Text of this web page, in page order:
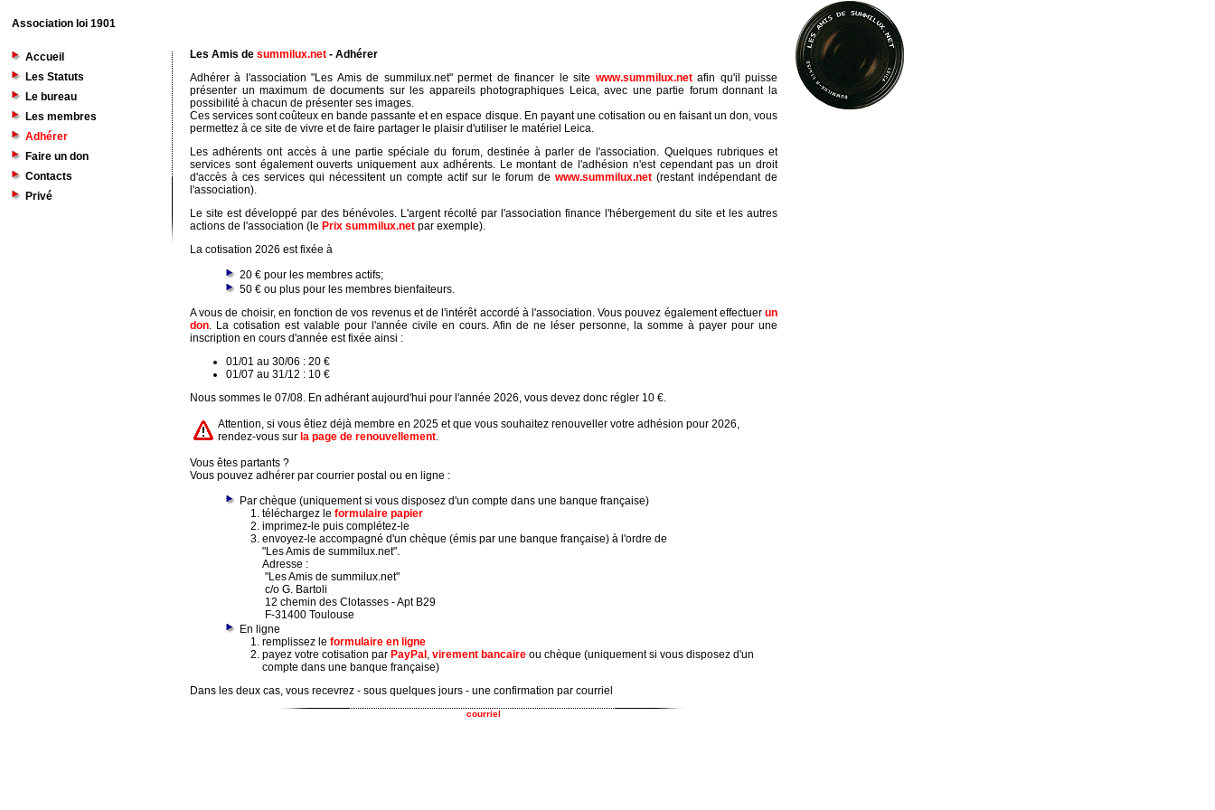
Association loi 1901
Accueil
Les Statuts
Le bureau
Les membres
Adhérer
Faire un don
Contacts
Privé
Les Amis de summilux.net - Adhérer
Adhérer à l'association "Les Amis de summilux.net" permet de financer le site www.summilux.netafin qu'il puisse
présenter un maximum de documents sur les appareils photographiques Leica, avec une partie forum donnant la
possibilité à chacun de présenter ses images.
Ces services sont coûteux en bande passante et en espace disque. En payant une cotisation ou en faisant un don, vous
permettez à ce site de vivre et de faire partager le plaisir d'utiliser le matériel Leica.
Les adhérents ont accès à une partie spéciale du forum, destinée à parler de l'association. Quelques rubriques et
services sont également ouverts uniquement aux adhérents. Le montant de l'adhésion n'est cependant pas un droit
d'accès à ces services qui nécessitent un compte actif sur le forum de www.summilux.net (restant indépendant de
l'association).
Le site est développé par des bénévoles. L'argent récolté par l'association finance l'hébergement du site et les autres
actions de l'association (le Prix summilux.net par exemple).
La cotisation 2026 est fixée à
20 € pour les membres actifs;
50 € ou plus pour les membres bienfaiteurs.
A vous de choisir, en fonction de vos revenus et de l'intérêt accordé à l'association. Vous pouvez également effectuer un
don. La cotisation est valable pour l'année civile en cours. Afin de ne léser personne, la somme à payer pour une
inscription en cours d'année est fixée ainsi :
01/01 au 30/06 : 20 €
01/07 au 31/12 : 10 €
Nous sommes le 07/08. En adhérant aujourd'hui pour l'année 2026, vous devez donc régler 10 €.
Attention, si vous êtiez déjà membre en 2025 et que vous souhaitez renouveller votre adhésion pour 2026,
rendez-vous sur la page de renouvellement.
Vous êtes partants ?
Vous pouvez adhérer par courrier postal ou en ligne :
Par chèque (uniquement si vous disposez d'un compte dans une banque française)
téléchargez le formulaire papier
imprimez-le puis complétez-le
envoyez-le accompagné d'un chèque (émis par une banque française) à l'ordre de
"Les Amis de summilux.net".
Adresse :
"Les Amis de summilux.net"
c/o G. Bartoli
12 chemin des Clotasses - Apt B29
F-31400 Toulouse
En ligne
remplissez le formulaire en ligne
payez votre cotisation par PayPal , virement bancaire ou chèque (uniquement si vous disposez d'un
compte dans une banque française)
Dans les deux cas, vous recevrez - sous quelques jours - une confirmation par courriel
courriel